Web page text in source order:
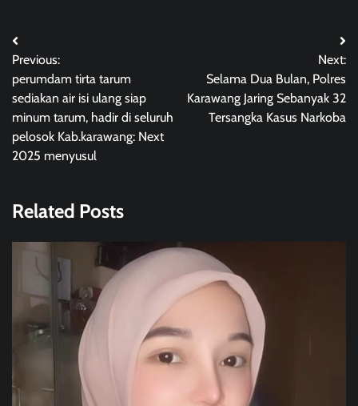
Post
navigation
Previous:
perumdam tirta tarum
sediakan air isi ulang siap
minum tarum, hadir di seluruh
pelosok Kab.karawang: Next
2025 menyusul
Next:
Selama Dua Bulan, Polres
Karawang Jaring Sebanyak 32
Tersangka Kasus Narkoba
Related Posts